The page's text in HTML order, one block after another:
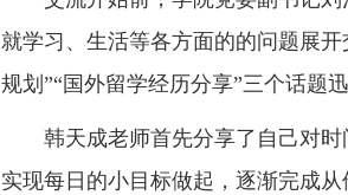
就学习、生活等各方面的的问题展
规划”“国外留学经历分享”三个话题
韩天成老师首先分享了自己对
实现每日的小目标做起，逐渐完成